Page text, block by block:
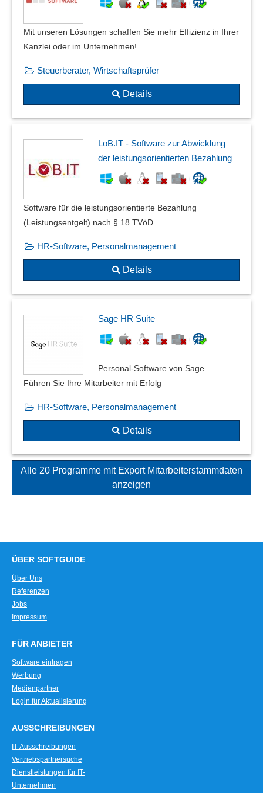
Mit unseren Lösungen schaffen Sie mehr Effizienz in Ihrer
Kanzlei oder im Unternehmen!
Steuerberater, Wirtschaftsprüfer
Details
LoB.IT - Software zur Abwicklung
der leistungsorientierten Bezahlung
Software für die leistungsorientierte Bezahlung
(Leistungsentgelt) nach § 18 TVöD
HR-Software, Personalmanagement
Details
Sage HR Suite
Personal-Software von Sage –
Führen Sie Ihre Mitarbeiter mit Erfolg
HR-Software, Personalmanagement
Details
Alle 20 Programme mit Export Mitarbeiterstammdaten
anzeigen
ÜBER SOFTGUIDE
Über Uns
Referenzen
Jobs
Impressum
FÜR ANBIETER
Software eintragen
Werbung
Medienpartner
Login für Aktualisierung
AUSSCHREIBUNGEN
IT-Ausschreibungen
Vertriebspartnersuche
Dienstleistungen für IT-
Unternehmen